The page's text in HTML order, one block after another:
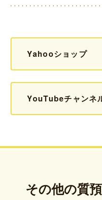
Yahooショップ
YouTubeチャンネ
その他の質